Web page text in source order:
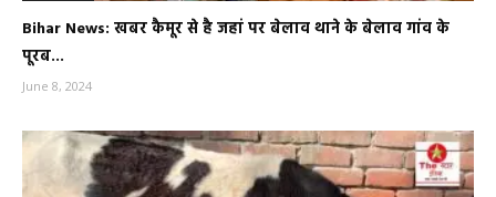
Bihar News: खबर कैमूर से है जहां पर बेलाव थाने के बेलाव गांव के
पूरब...
June 8, 2024